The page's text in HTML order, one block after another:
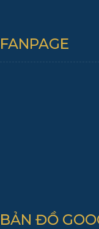
FANPAGE
BẢN ĐỒ